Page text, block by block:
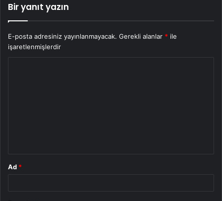
Bir yanıt yazın
E-posta adresiniz yayınlanmayacak. Gerekli alanlar * ile
işaretlenmişlerdir
Ad *